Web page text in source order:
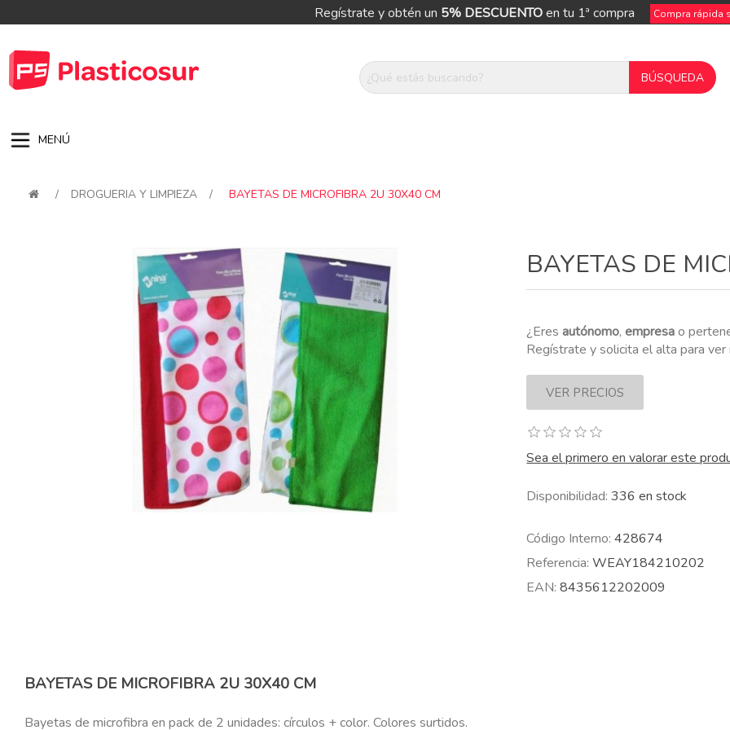
Regístrate y obtén un 5% DESCUENTOen tu 1ª compra Compra rápida
MENÚ
/ DROGUERIA Y LIMPIEZA / BAYETAS DE MICROFIBRA 2U 30X40 CM
BAYETAS DE
¿Eresautónomo,empresao
Regístrate y solicita el alta para
Sea el primero en valorar este
Disponibilidad: 336 en stock
Código Interno: 428674
Referencia: WEAY184210202
EAN: 8435612202009
BAYETAS DE MICROFIBRA 2U 30X40 CM
Bayetas de microfibra en pack de 2 unidades: círculos + color. Colores surtidos.